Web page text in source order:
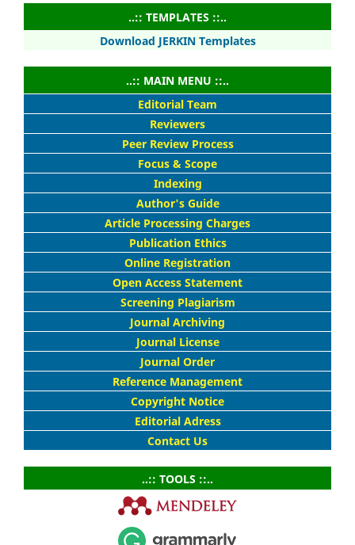
..:: TEMPLATES ::..
Download JERKIN Templates
..:: MAIN MENU ::..
Editorial Team
Reviewers
Peer Review Process
Focus & Scope
Indexing
Author's Guide
Article Processing Charges
Publication Ethics
Online Registration
Open Access Statement
Screening Plagiarism
Journal Archiving
Journal License
Journal Order
Reference Management
Copyright Notice
Editorial Adress
Contact Us
..:: TOOLS ::..